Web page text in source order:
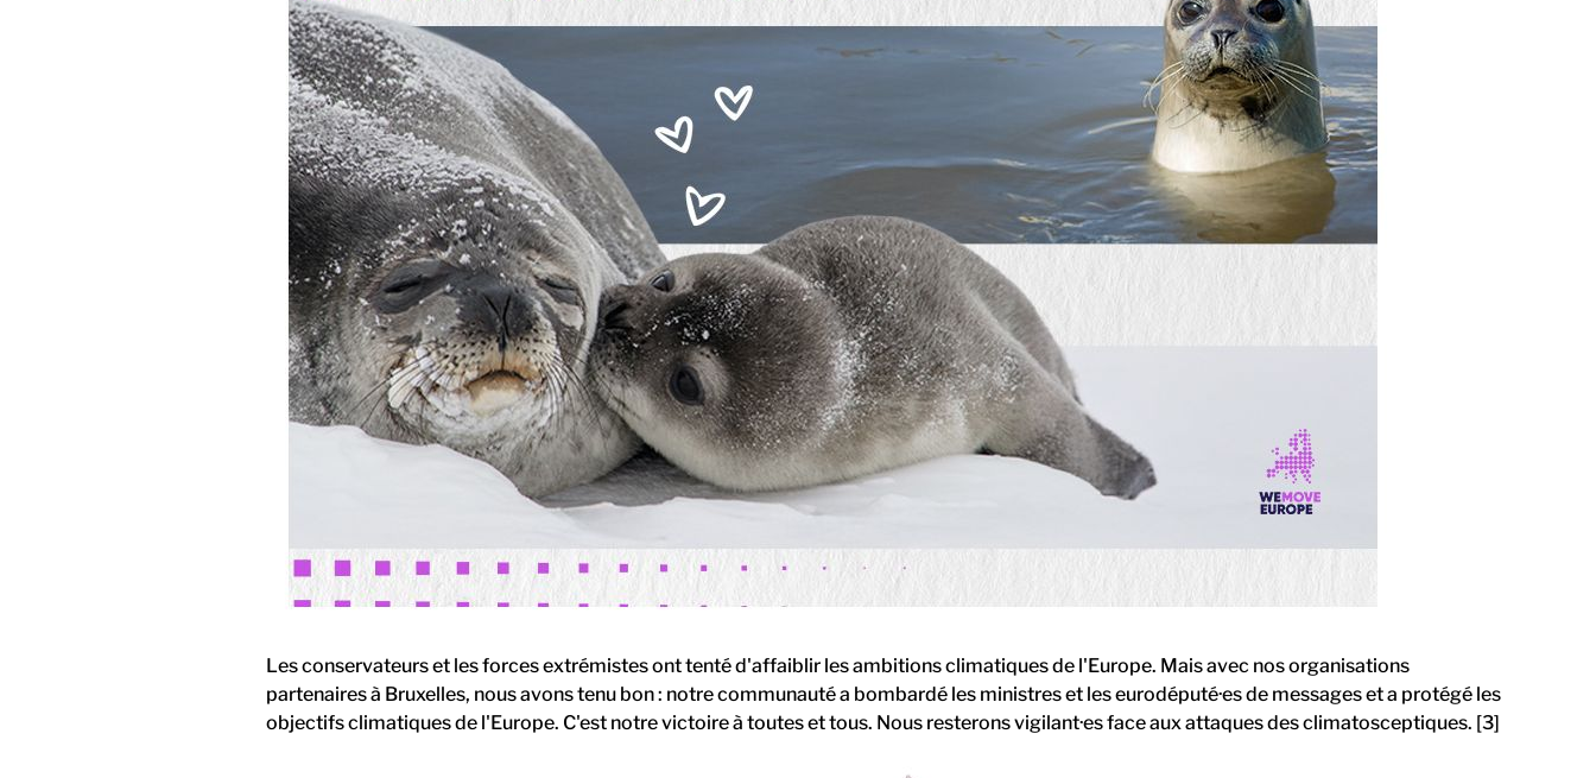
Les conservateurs et les forces extrémistes ont tenté d'affaiblir les ambitions climatiques de l'Europe. Mais avec nos organisations
partenaires à Bruxelles, nous avons tenu bon : notre communauté a bombardé les ministres et les eurodéputé·es de messages et a protégé les
objectifs climatiques de l'Europe. C'est notre victoire à toutes et tous. Nous resterons vigilant·es face aux attaques des climatosceptiques. [3]